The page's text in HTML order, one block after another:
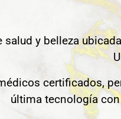
y belleza
certificados,
última tecnología